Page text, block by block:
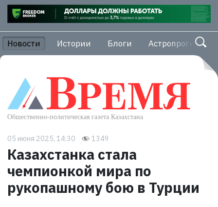
Новости Истории Блоги Астропрогноз
05 июня 2025, 14:30 1349
Казахстанка стала
чемпионкой мира по
рукопашному бою в Турции